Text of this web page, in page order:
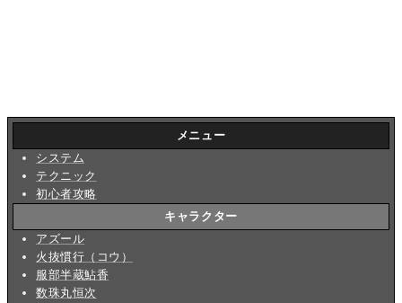
メニュー
システム
テクニック
初心者攻略
キャラクター
アズール
火抜慣行（コウ）
服部半蔵鮎香
数珠丸恒次